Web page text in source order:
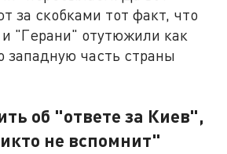
за скобками тот факт, что
"Герани" отутюжили как
западную часть страны
об "ответе за Киев",
не вспомнит"